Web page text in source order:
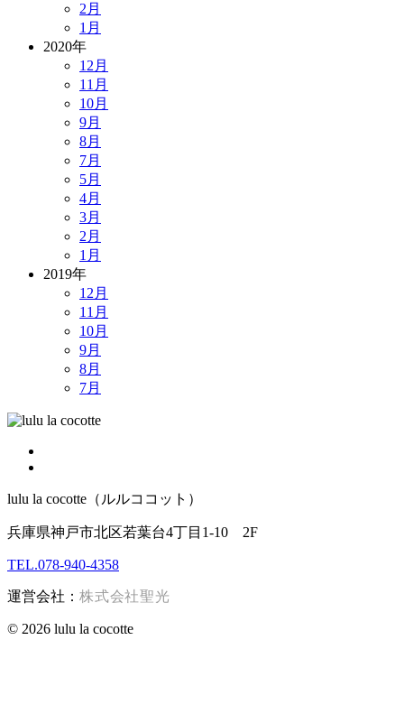
2月
1月
2020年
12月
11月
10月
9月
8月
7月
5月
4月
3月
2月
1月
2019年
12月
11月
10月
9月
8月
7月
lulu la cocotte（ルルココット）
兵庫県神戸市北区若葉台4丁目1-10 2F
TEL.078-940-4358
運営会社： 株式会社聖光
© 2026 lulu la cocotte